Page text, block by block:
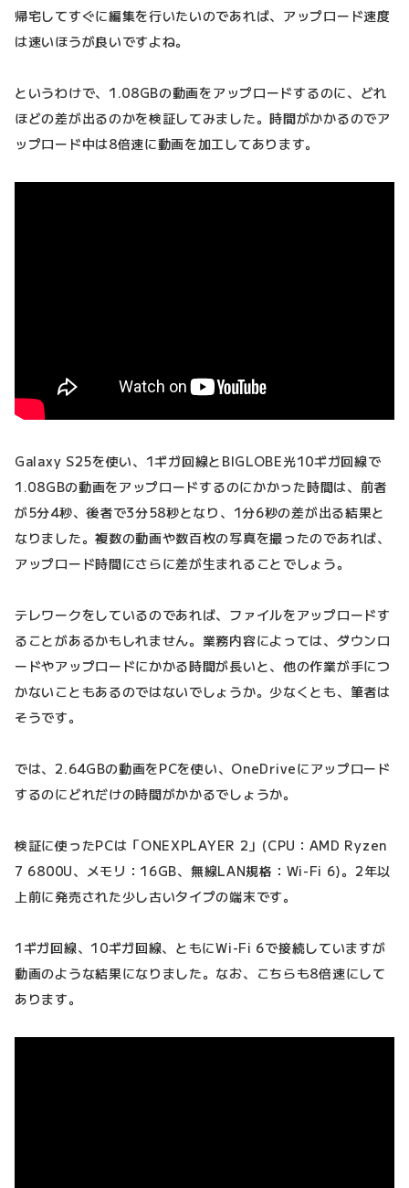
帰宅してすぐに編集を行いたいのであれば、アップロード速度
は速いほうが良いですよね。
というわけで、1.08GBの動画をアップロードするのに、どれ
ほどの差が出るのかを検証してみました。時間がかかるのでア
ップロード中は8倍速に動画を加工してあります。
Galaxy S25を使い、1ギガ回線とBIGLOBE光10ギガ回線で
1.08GBの動画をアップロードするのにかかった時間は、前者
が5分4秒、後者で3分58秒となり、1分6秒の差が出る結果と
なりました。複数の動画や数百枚の写真を撮ったのであれば、
アップロード時間にさらに差が生まれることでしょう。
テレワークをしているのであれば、ファイルをアップロードす
ることがあるかもしれません。業務内容によっては、ダウンロ
ードやアップロードにかかる時間が長いと、他の作業が手につ
かないこともあるのではないでしょうか。少なくとも、筆者は
そうです。
では、2.64GBの動画をPCを使い、OneDriveにアップロード
するのにどれだけの時間がかかるでしょうか。
検証に使ったPCは「ONEXPLAYER 2」(CPU：AMD Ryzen
7 6800U、メモリ：16GB、無線LAN規格：Wi-Fi 6)。2年以
上前に発売された少し古いタイプの端末です。
1ギガ回線、10ギガ回線、ともにWi-Fi 6で接続していますが
動画のような結果になりました。なお、こちらも8倍速にして
あります。